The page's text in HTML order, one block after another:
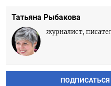
Татьяна Рыбакова
журналист,
ПОДПИСАТЬСЯ